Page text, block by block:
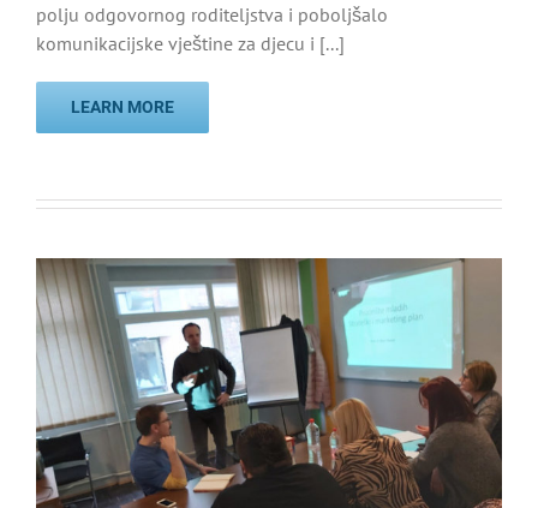
polju odgovornog roditeljstva i poboljšalo
komunikacijske vještine za djecu i [...]
LEARN MORE